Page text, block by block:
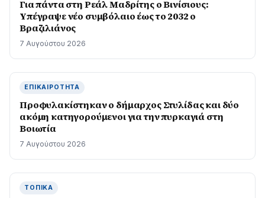
Για πάντα στη Ρεάλ Μαδρίτης ο Βινίσιους:
Yπέγραψε νέο συμβόλαιο έως το 2032 ο
Βραζιλιάνος
7 Αυγούστου 2026
ΕΠΙΚΑΙΡΌΤΗΤΑ
Προφυλακίστηκαν ο δήμαρχος Στυλίδας και δύο
ακόμη κατηγορούμενοι για την πυρκαγιά στη
Βοιωτία
7 Αυγούστου 2026
ΤΟΠΙΚΆ